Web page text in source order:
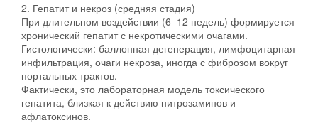
2. Гепатит и некроз (средняя стадия)
При длительном воздействии (6–12 недель) формируется
хронический гепатит с некротическими очагами.
Гистологически: баллонная дегенерация, лимфоцитарная
инфильтрация, очаги некроза, иногда с фиброзом вокруг
портальных трактов.
Фактически, это лабораторная модель токсического
гепатита, близкая к действию нитрозаминов и
афлатоксинов.